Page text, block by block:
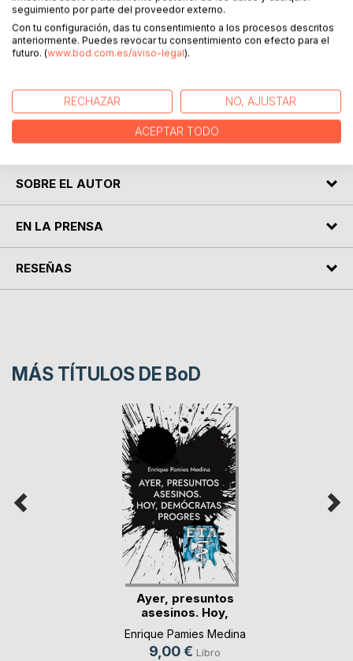
No sería justo, sobre todo para las víctimas, que sólo sea
conocido porque lo mencione la gente al paso del
Presidente.
Este breve relato intenta poner luz sobre la figura de este
miembro de ETA. No sólo asesinó a Miguel Ángel BLANCO
o Gregorio ORDÖÑEZ. Muchas más fueron sus víctimas y
merecen que se sepa quién fue su asesino.
SOBRE EL AUTOR
EN LA PRENSA
RESEÑAS
MÁS TÍTULOS DE BoD
Ayer, presuntos
asesinos. Hoy,
dem(...)
Enrique Pamies Medina
9,00 € Libro
seguimiento por parte del proveedor externo.
Con tu configuración, das tu consentimiento a los procesos descritos
anteriormente. Puedes revocar tu consentimiento con efecto para el
futuro. (www.bod.com.es/aviso-legal).
RECHAZAR NO, AJUSTAR
ACEPTAR TODO